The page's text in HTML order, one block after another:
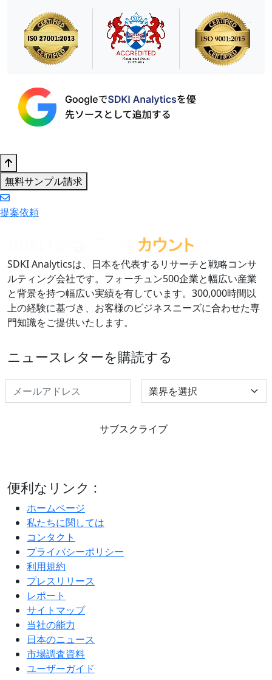
無料サンプル請求
提案依頼
SDKI Analyticsは、日本を代表するリサーチと戦略コンサ
ルティング会社です。フォーチュン500企業と幅広い産業
と背景を持つ幅広い実績を有しています。300,000時間以
上の経験に基づき、お客様のビジネスニーズに合わせた専
門知識をご提供いたします。
ニュースレターを購読する
Select Industry
サブスクライブ
便利なリンク :
ホームページ
私たちに関しては
コンタクト
プライバシーポリシー
利用規約
プレスリリース
レポート
サイトマップ
当社の能力
日本のニュース
市場調査資料
ユーザーガイド